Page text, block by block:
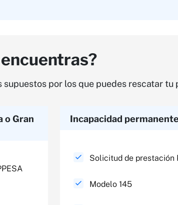
por los que puedes rescatar
o Gran
Incapacidad
Solicitud de prestación
Modelo 145